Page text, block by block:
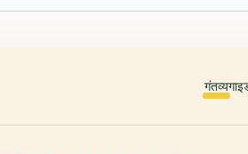
गंतव्य